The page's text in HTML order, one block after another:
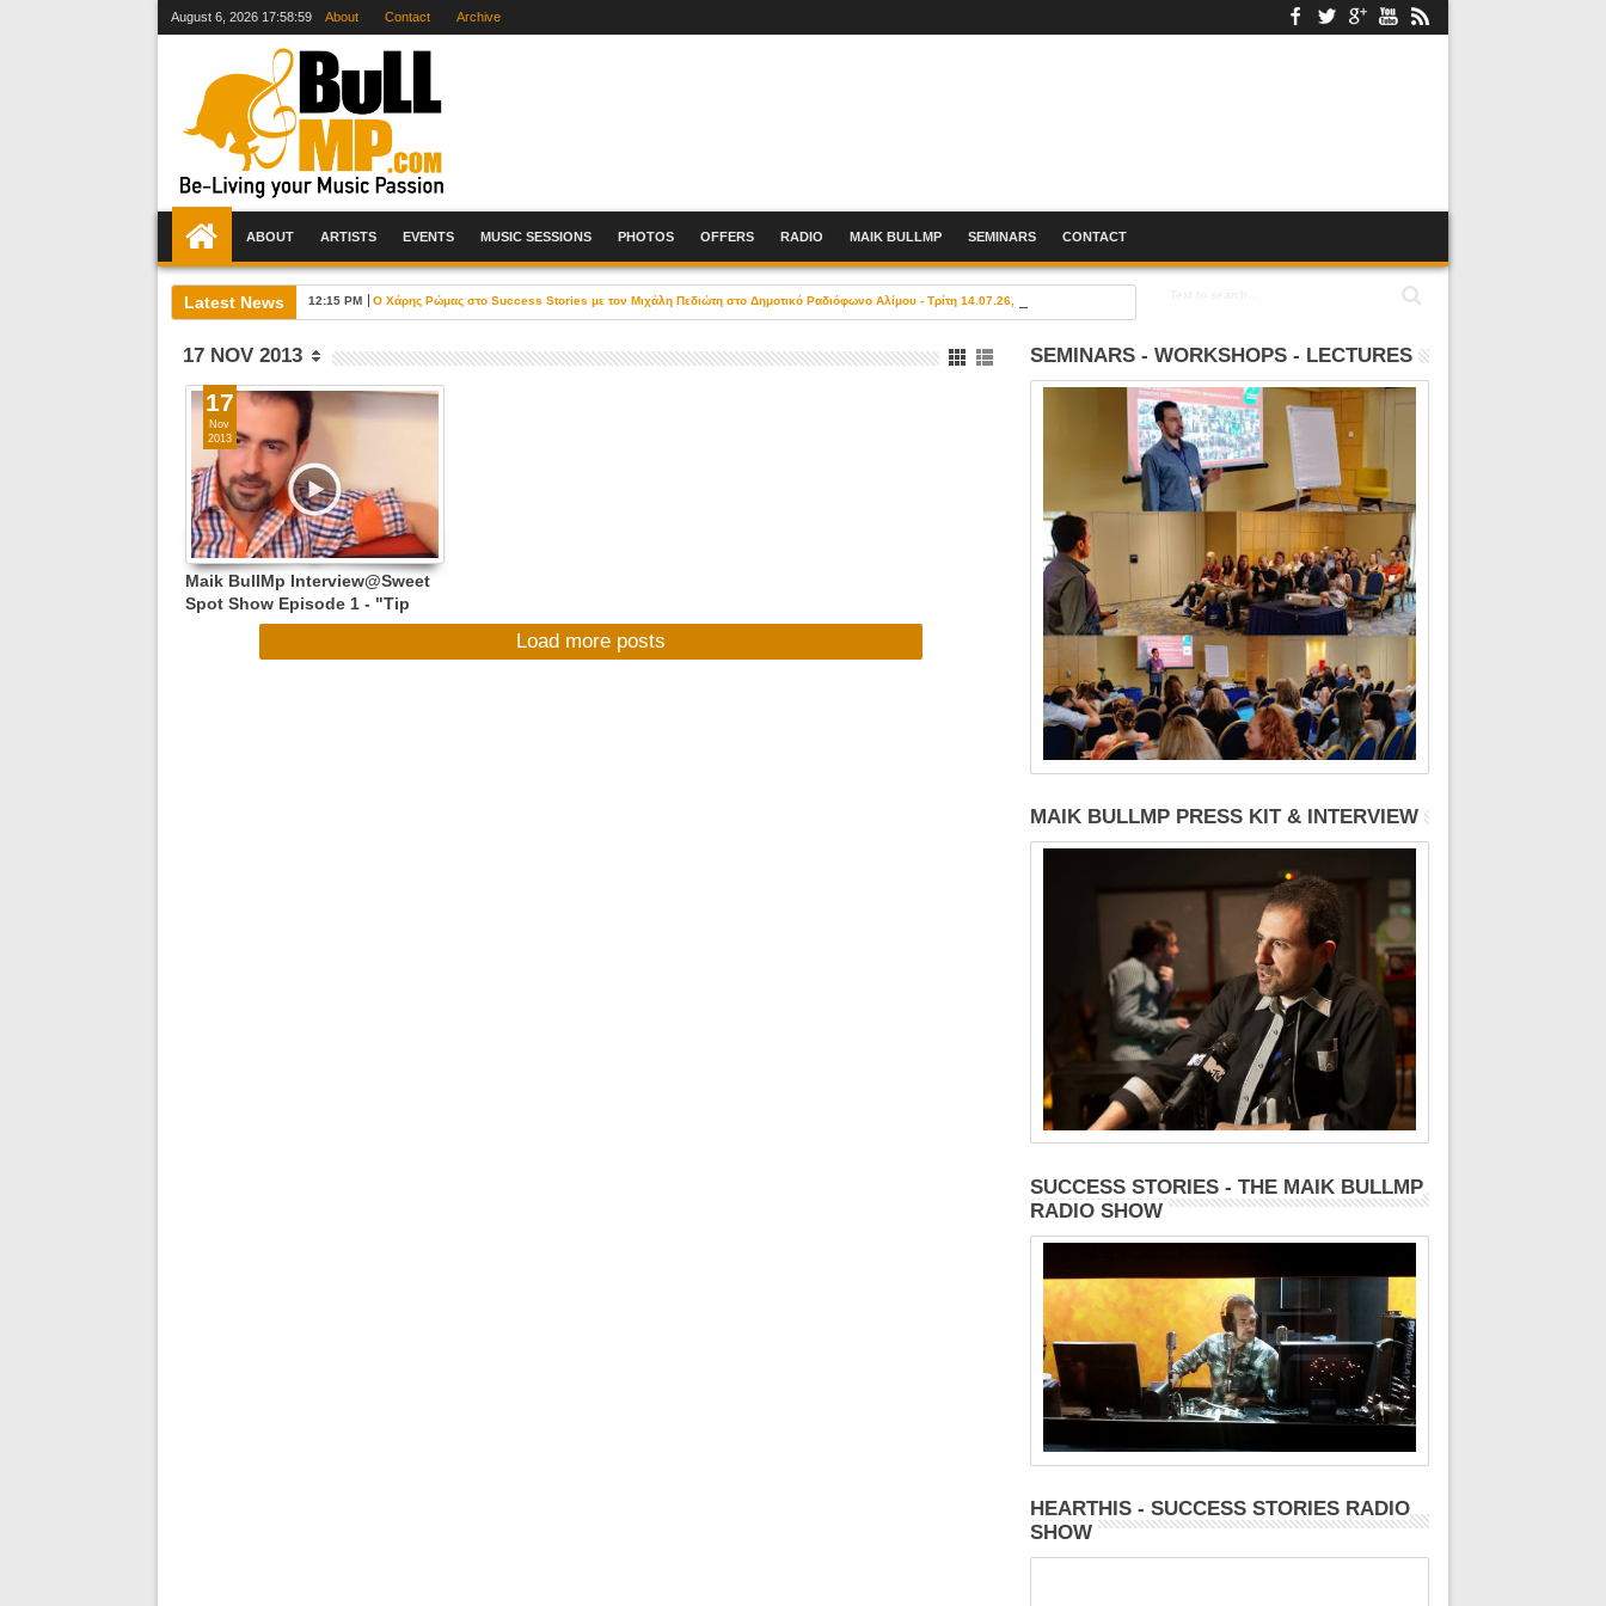
August 6, 2026 17:59:00 About Contact Archive
ABOUT ARTISTS EVENTS MUSIC SESSIONS PHOTOS OFFERS RADIO MAIK BULLMP SEMINARS CONTACT
Latest News 12:15 PM Ο Χάρης Ρώμας στο Success Stories με τον Μιχάλη Πεδιώτη στο Δημοτικό Ραδιόφωνο Αλίμου - Τρίτη 14.07.26, 19:00-21:00
17 NOV 2013
Maik BullMp Interview@Sweet
Spot Show Episode 1 - "Tip
Shots from the Pros" (17/11/13)
17
Nov
2013
Load more posts
SEMINARS - WORKSHOPS - LECTURES
MAIK BULLMP PRESS KIT & INTERVIEW
SUCCESS STORIES - THE MAIK BULLMP
RADIO SHOW
HEARTHIS - SUCCESS STORIES RADIO
SHOW